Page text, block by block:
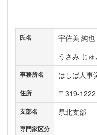
氏名
宇佐美 純也
うさみ じ
事務所名 はしば人事
住所 〒319-
支部名 県北支部
専門家区分